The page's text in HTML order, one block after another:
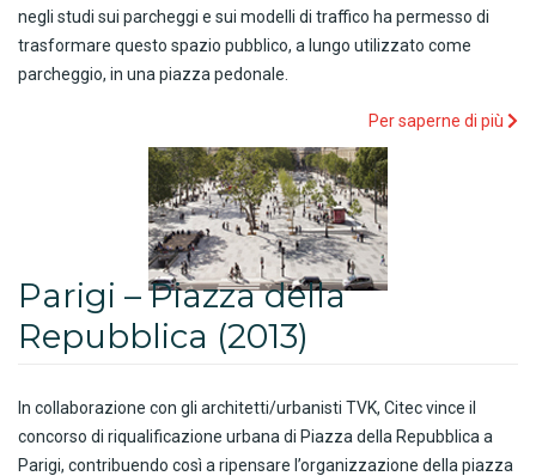
negli studi sui parcheggi e sui modelli di traffico ha permesso di
trasformare questo spazio pubblico, a lungo utilizzato come
parcheggio, in una piazza pedonale.
Per saperne di più
Parigi – Piazza della
Repubblica (2013)
In collaborazione con gli architetti/urbanisti TVK, Citec vince il
concorso di riqualificazione urbana di Piazza della Repubblica a
Parigi, contribuendo così a ripensare l’organizzazione della piazza